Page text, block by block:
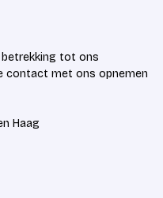
tot ons
contact met ons opnemen
Haag